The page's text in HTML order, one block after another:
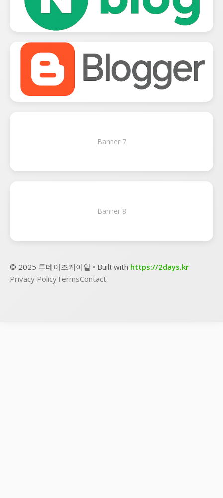
Banner 7
Banner 8
© 2025 투데이즈케이알 • Built with https://2days.kr
Privacy PolicyTermsContact